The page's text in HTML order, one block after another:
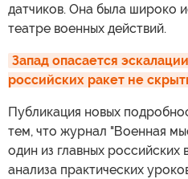
датчиков. Она была широко
театре военных действий.
Запад опасается
российских ракет не
Публикация новых
тем, что журнал "Военная
один из главных
анализа практических